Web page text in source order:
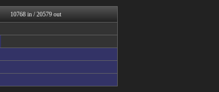
アニゲー速報
まとめたニュース
坂道情報通～乃木坂46まと...
にゅーすアルー！
おーるじゃんる
鬼女はみた -修羅場・恋愛...
10768 in / 20579 out